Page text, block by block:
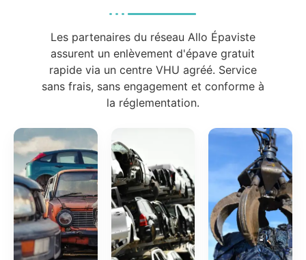
Les partenaires du réseau Allo Épaviste
assurent un enlèvement d'épave gratuit
rapide via un centre VHU agréé. Service
sans frais, sans engagement et conforme à
la réglementation.